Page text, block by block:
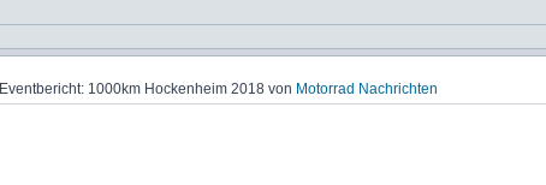
Eventbericht: 1000km Hockenheim 2018 von Motorrad Nachrichten